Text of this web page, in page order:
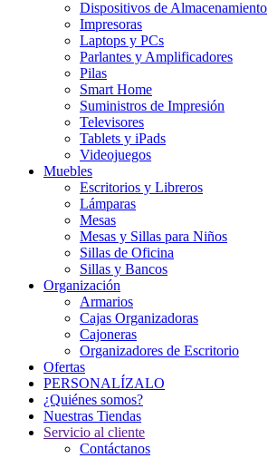
Dispositivos de Almacenamiento
Impresoras
Laptops y PCs
Parlantes y Amplificadores
Pilas
Smart Home
Suministros de Impresión
Televisores
Tablets y iPads
Videojuegos
Muebles
Escritorios y Libreros
Lámparas
Mesas
Mesas y Sillas para Niños
Sillas de Oficina
Sillas y Bancos
Organización
Armarios
Cajas Organizadoras
Cajoneras
Organizadores de Escritorio
Ofertas
PERSONALÍZALO
¿Quiénes somos?
Nuestras Tiendas
Servicio al cliente
Contáctanos